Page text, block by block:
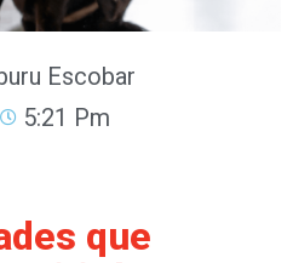
Escobar
5:21 Pm
que